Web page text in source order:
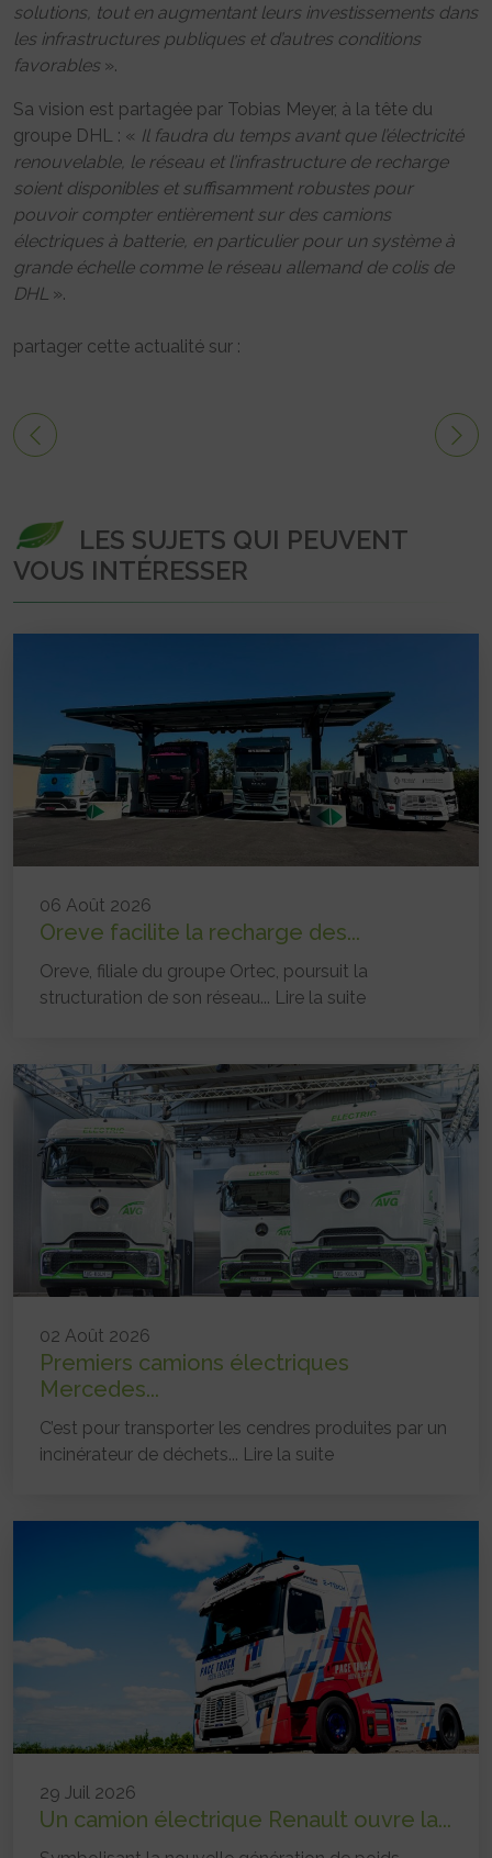
solutions, tout en augmentant leurs investissements dans
les infrastructures publiques et d’autres conditions
favorables».
Sa vision est partagée par Tobias Meyer, à la tête du
groupe DHL : « Il faudra du temps avant que l’électricité
renouvelable, le réseau et l’infrastructure de recharge
soient disponibles et suffisamment robustes pour
pouvoir compter entièrement sur des camions
électriques à batterie, en particulier pour un système à
grande échelle comme le réseau allemand de colis de
DHL ».
partager cette actualité sur :
LES SUJETS QUI PEUVENT
VOUS INTÉRESSER
06 Août 2026
Oreve facilite la recharge des...
Oreve, filiale du groupe Ortec, poursuit la
structuration de son réseau... Lire la suite
02 Août 2026
Premiers camions électriques
Mercedes...
C’est pour transporter les cendres produites par un
incinérateur de déchets... Lire la suite
29 Juil 2026
Un camion électrique Renault ouvre la...